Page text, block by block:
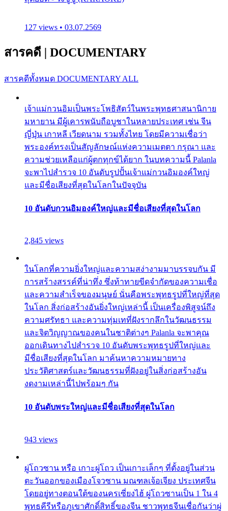
127 views • 03.07.2569
สารคดี | DOCUMENTARY
สารคดีทั้งหมด DOCUMENTARY ALL
เจ้าแม่กวนอิมเป็นพระโพธิสัตว์ในพระพุทธศาสนานิกาย
มหายาน มีผู้เคารพนับถือบูชาในหลายประเทศ เช่น จีน
ญี่ปุ่น เกาหลี เวียดนาม รวมทั้งไทย โดยมีความเชื่อว่า
พระองค์ทรงเป็นสัญลักษณ์แห่งความเมตตา กรุณา และ
ความช่วยเหลือแก่ผู้ตกทุกข์ได้ยาก ในบทความนี้ Palanla
จะพาไปสำรวจ 10 อันดับรูปปั้นเจ้าแม่กวนอิมองค์ใหญ่
และมีชื่อเสียงที่สุดในโลกในปัจจุบัน
10 อันดับกวนอิมองค์ใหญ่และมีชื่อเสียงที่สุดในโลก
2,845 views
ในโลกที่ความยิ่งใหญ่และความสง่างามมาบรรจบกัน มี
การสร้างสรรค์ที่น่าทึ่ง ซึ่งท้าทายขีดจำกัดของความเชื่อ
และความสำเร็จของมนุษย์ นั่นคือพระพุทธรูปที่ใหญ่ที่สุด
ในโลก สิ่งก่อสร้างอันยิ่งใหญ่เหล่านี้ เป็นเครื่องพิสูจน์ถึง
ความศรัทธา และความทุ่มเทที่ฝังรากลึกในวัฒนธรรม
และจิตวิญญาณของคนในชาติต่างๆ Palanla จะพาคุณ
ออกเดินทางไปสำรวจ 10 อันดับพระพุทธรูปที่ใหญ่และ
มีชื่อเสียงที่สุดในโลก มาค้นหาความหมายทาง
ประวัติศาสตร์และวัฒนธรรมที่ฝังอยู่ในสิ่งก่อสร้างอัน
งดงามเหล่านี้ไปพร้อมๆ กัน
10 อันดับพระใหญ่และมีชื่อเสียงที่สุดในโลก
943 views
ผู่โถวซาน หรือ เกาะผู่โถว เป็นเกาะเล็กๆ ที่ตั้งอยู่ในส่วน
ตะวันออกของเมืองโจวซาน มณฑลเจ้อเจียง ประเทศจีน
โดยอยู่ทางตอนใต้ของนครเซี่ยงไฮ้ ผู่โถวซานเป็น 1 ใน 4
พุทธคีรีหรือภูเขาศักดิ์สิทธิ์ของจีน ชาวพุทธจีนเชื่อกันว่าผู่